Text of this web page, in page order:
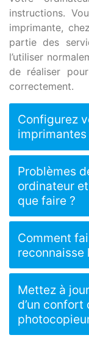
instructions.
imprimante,
partie des
l’utiliser
de réaliser
correctement.
Configurez
Problèmes
ordinateur
que faire ?
Comment
reconnaisse
Mettez à
d’un confort